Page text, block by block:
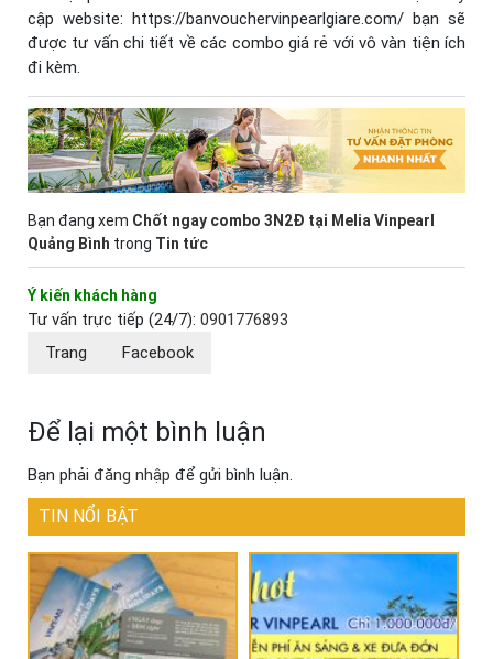
cập website: https://banvouchervinpearlgiare.com/ bạn sẽ
được tư vấn chi tiết về các combo giá rẻ với vô vàn tiện ích
đi kèm.
Bạn đang xem Chốt ngay combo 3N2Đ tại Melia Vinpearl
Quảng Bình trong Tin tức
Ý kiến khách hàng
Tư vấn trực tiếp (24/7): 0901776893
Trang
Facebook
Để lại một bình luận
Bạn phải đăng nhập để gửi bình luận.
TIN NỔI BẬT